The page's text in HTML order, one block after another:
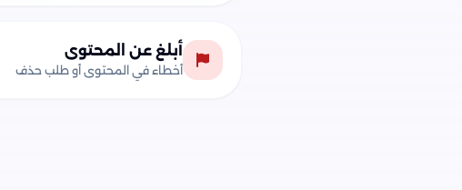
أبلغ عن المحتوى
أخطاء في المحتوى أو طلب حذف